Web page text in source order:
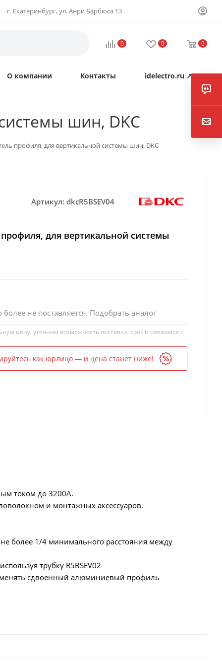
г. Екатеринбург, ул. Анри Барбюса 13
0 0 0
О компании Контакты idelectro.ru ↗
шин, DKC
профиля, для вертикальной системы шин, DKC
Артикул: dkcR5BSEV04
для вертикальной системы
более не поставляется. Подобрать аналог
цену, уточним возможность поставки, срок и свяжемся с
как юрлицо — и цена станет ниже!
током до 3200А.
и монтажных аксессуаров.
более 1/4 минимального расстояния между
трубку R5BSEV02
сдвоенный алюминиевый профиль